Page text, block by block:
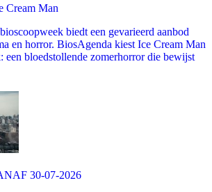
Cream Man
biedt een gevarieerd aanbod
en horror. BiosAgenda kiest Ice Cream Man
een bloedstollende zomerhorror die bewijst
30-07-2026